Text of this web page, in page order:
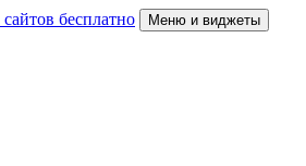
бесплатно
VIP каналов
Меню и виджеты